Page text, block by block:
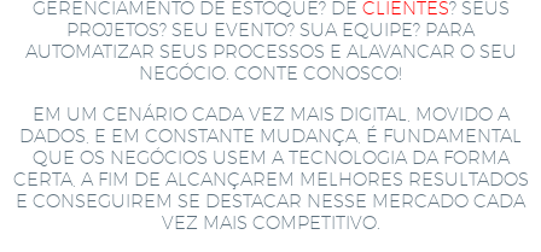
GERENCIAMENTO DE ESTOQUE? DE CLIENTES? SEUS
PROJETOS? SEU EVENTO? SUA EQUIPE? PARA
AUTOMATIZAR SEUS PROCESSOS E ALAVANCAR O SEU
NEGÓCIO. CONTE CONOSCO!
EM UM CENÁRIO CADA VEZ MAIS DIGITAL, MOVIDO A
DADOS, E EM CONSTANTE MUDANÇA, É FUNDAMENTAL
QUE OS NEGÓCIOS USEM A TECNOLOGIA DA FORMA
CERTA, A FIM DE ALCANÇAREM MELHORES RESULTADOS
E CONSEGUIREM SE DESTACAR NESSE MERCADO CADA
VEZ MAIS COMPETITIVO.